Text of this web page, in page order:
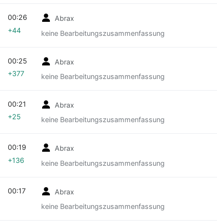
Abrax
keine Bearbeitungszusammenfassung
00:26
+44
Abrax
keine Bearbeitungszusammenfassung
00:25
+377
Abrax
keine Bearbeitungszusammenfassung
00:21
+25
Abrax
keine Bearbeitungszusammenfassung
00:19
+136
Abrax
keine Bearbeitungszusammenfassung
00:17